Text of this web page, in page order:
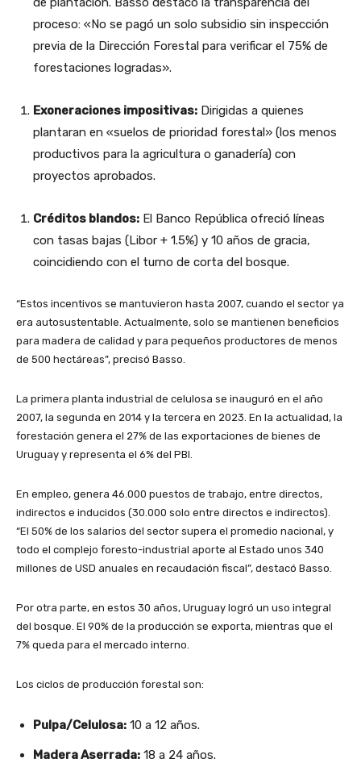
proceso: «No se pagó un solo subsidio sin inspección
previa de la Dirección Forestal para verificar el 75% de
forestaciones logradas».
Exoneraciones impositivas: Dirigidas a quienes
plantaran en «suelos de prioridad forestal» (los menos
productivos para la agricultura o ganadería) con
proyectos aprobados.
Créditos blandos: El Banco República ofreció líneas
con tasas bajas (Libor + 1.5%) y 10 años de gracia,
coincidiendo con el turno de corta del bosque.
“Estos incentivos se mantuvieron hasta 2007, cuando el sector ya
era autosustentable. Actualmente, solo se mantienen beneficios
para madera de calidad y para pequeños productores de menos
de 500 hectáreas”, precisó Basso.
La primera planta industrial de celulosa se inauguró en el año
2007, la segunda en 2014 y la tercera en 2023. En la actualidad, la
forestación genera el 27% de las exportaciones de bienes de
Uruguay y representa el 6% del PBI.
En empleo, genera 46.000 puestos de trabajo, entre directos,
indirectos e inducidos (30.000 solo entre directos e indirectos).
“El 50% de los salarios del sector supera el promedio nacional, y
todo el complejo foresto-industrial aporte al Estado unos 340
millones de USD anuales en recaudación fiscal”, destacó Basso.
Por otra parte, en estos 30 años, Uruguay logró un uso integral
del bosque. El 90% de la producción se exporta, mientras que el
7% queda para el mercado interno.
Los ciclos de producción forestal son:
Pulpa/Celulosa: 10 a 12 años.
Madera Aserrada: 18 a 24 años.